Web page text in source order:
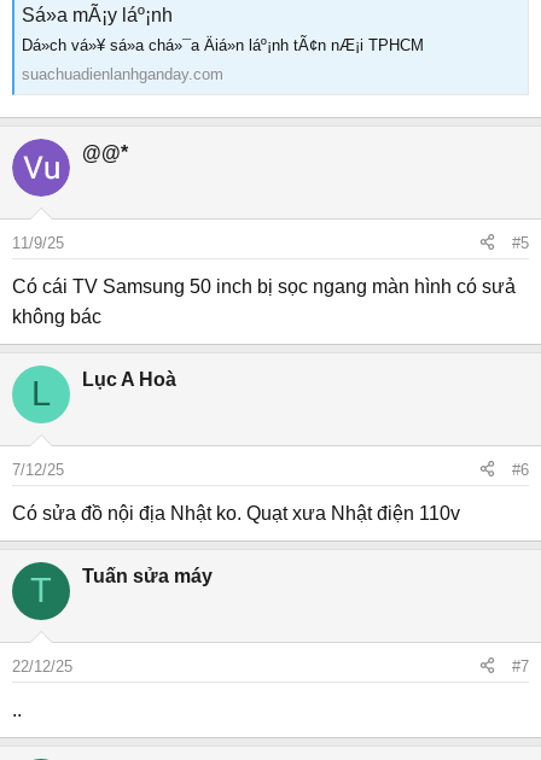
Sá»a mÃ¡y láº¡nh
Dá»ch vá»¥ sá»a chá»¯a Äiá»n láº¡nh tÃ¢n nÆ¡i TPHCM
suachuadienlanhganday.com
@@*
11/9/25 #5
Có cái TV Samsung 50 inch bị sọc ngang màn hình có sưả
không bác
L Lục A Hoà
7/12/25 #6
Có sửa đồ nội địa Nhật ko. Quạt xưa Nhật điện 110v
T Tuấn sửa máy
22/12/25 #7
..